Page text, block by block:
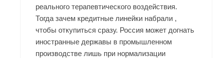
реального терапевтического воздействия.
Тогда зачем кредитные линейки набрали ,
чтобы откупиться сразу. Россия может догнать
иностранные державы в промышленном
производстве лишь при нормализации